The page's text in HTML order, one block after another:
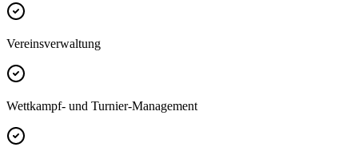
Vereinsverwaltung
Wettkampf- und Turnier-Management